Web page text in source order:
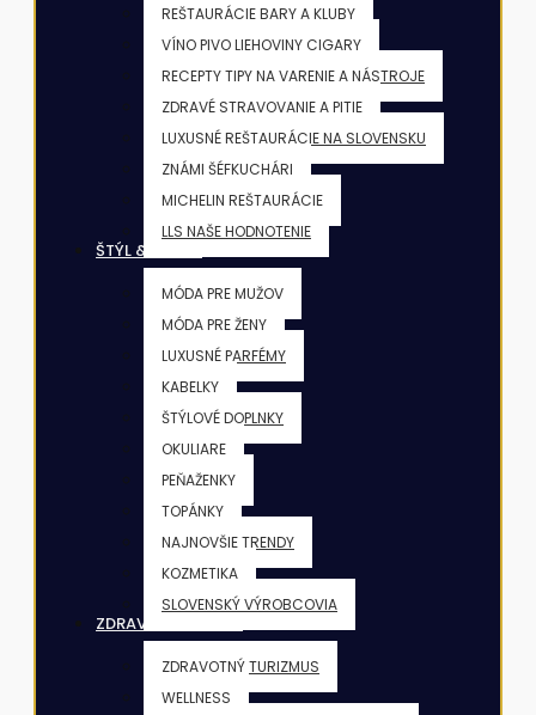
REŠTAURÁCIE BARY A KLUBY
VÍNO PIVO LIEHOVINY CIGARY
RECEPTY TIPY NA VARENIE A NÁSTROJE
ZDRAVÉ STRAVOVANIE A PITIE
LUXUSNÉ REŠTAURÁCIE NA SLOVENSKU
ZNÁMI ŠÉFKUCHÁRI
MICHELIN REŠTAURÁCIE
LLS NAŠE HODNOTENIE
ŠTÝL & KRÁSA
MÓDA PRE MUŽOV
MÓDA PRE ŽENY
LUXUSNÉ PARFÉMY
KABELKY
ŠTÝLOVÉ DOPLNKY
OKULIARE
PEŇAŽENKY
TOPÁNKY
NAJNOVŠIE TRENDY
KOZMETIKA
SLOVENSKÝ VÝROBCOVIA
ZDRAVIE & FITNESS
ZDRAVOTNÝ TURIZMUS
WELLNESS